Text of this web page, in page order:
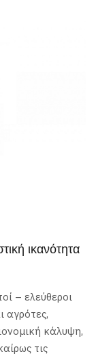
ικανότητα
– ελεύθεροι
αγρότες,
κάλυψη,
τις